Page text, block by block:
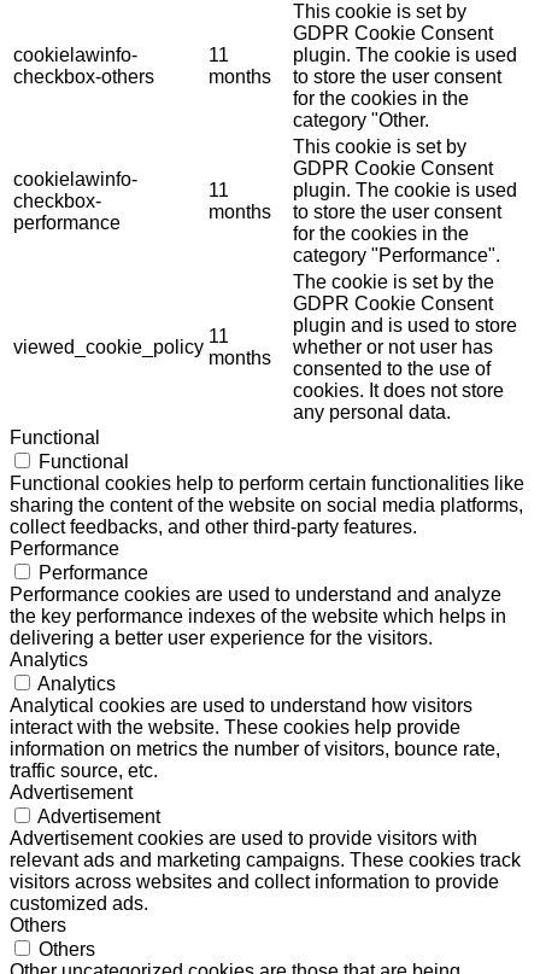
cookielawinfo-
checkbox-others
11
months
This cookie is set by
GDPR Cookie Consent
plugin. The cookie is used
to store the user consent
for the cookies in the
category "Other.
cookielawinfo-
checkbox-
performance
11
months
This cookie is set by
GDPR Cookie Consent
plugin. The cookie is used
to store the user consent
for the cookies in the
category "Performance".
viewed_cookie_policy
11
months
The cookie is set by the
GDPR Cookie Consent
plugin and is used to store
whether or not user has
consented to the use of
cookies. It does not store
any personal data.
Functional
Functional
Functional cookies help to perform certain functionalities like
sharing the content of the website on social media platforms,
collect feedbacks, and other third-party features.
Performance
Performance
Performance cookies are used to understand and analyze
the key performance indexes of the website which helps in
delivering a better user experience for the visitors.
Analytics
Analytics
Analytical cookies are used to understand how visitors
interact with the website. These cookies help provide
information on metrics the number of visitors, bounce rate,
traffic source, etc.
Advertisement
Advertisement
Advertisement cookies are used to provide visitors with
relevant ads and marketing campaigns. These cookies track
visitors across websites and collect information to provide
customized ads.
Others
Others